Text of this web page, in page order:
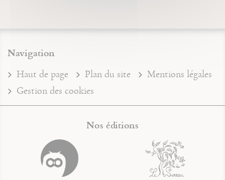
Navigation
Haut de page Plan du site
Mentions légales
Gestion des cookies
Nos éditions